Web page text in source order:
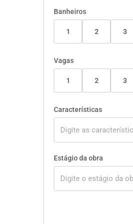
Banheiros
1 2 3
Vagas
1 2 3
Características
Estágio da obra